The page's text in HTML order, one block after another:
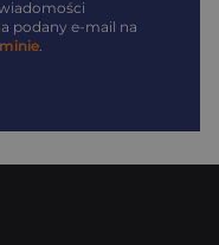
podany e-mail na